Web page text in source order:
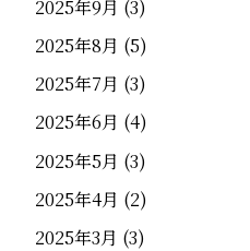
2025年9月 (3)
2025年8月 (5)
2025年7月 (3)
2025年6月 (4)
2025年5月 (3)
2025年4月 (2)
2025年3月 (3)